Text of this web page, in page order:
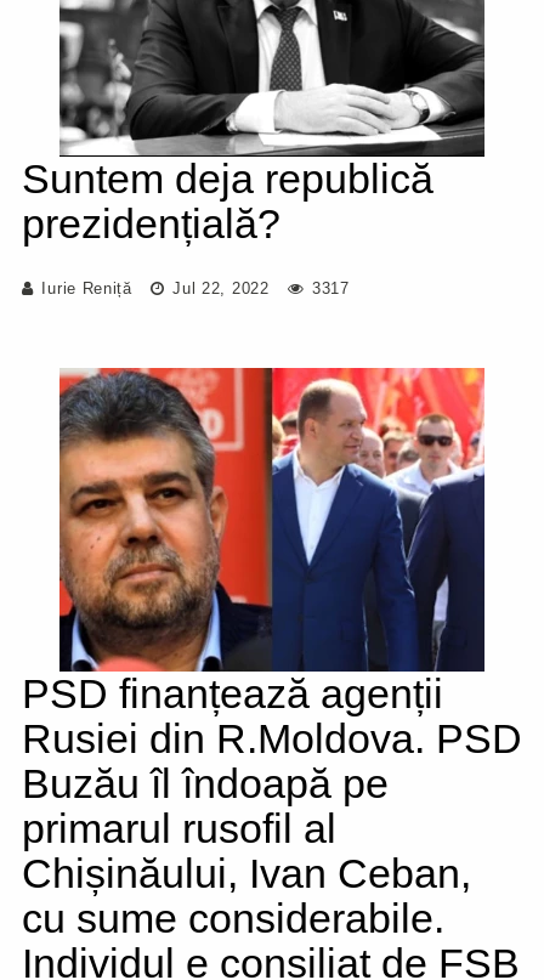
Suntem deja republică
prezidențială?
Iurie Reniță Jul 22, 2022 3317
PSD finanțează agenții
Rusiei din R.Moldova. PSD
Buzău îl îndoapă pe
primarul rusofil al
Chișinăului, Ivan Ceban,
cu sume considerabile.
Individul e consiliat de FSB